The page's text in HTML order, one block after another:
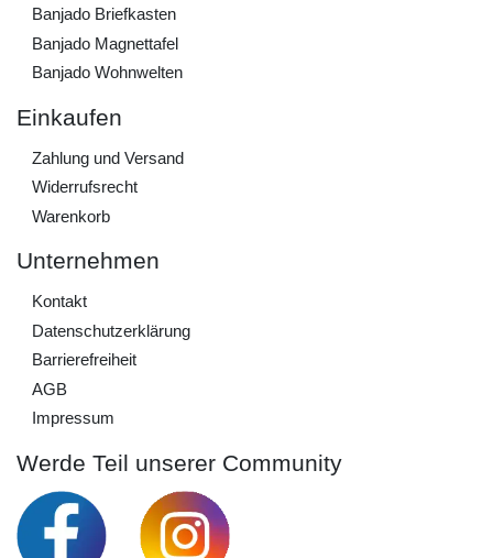
Banjado Briefkasten
Banjado Magnettafel
Banjado Wohnwelten
Einkaufen
Zahlung und Versand
Widerrufs­recht
Warenkorb
Unternehmen
Kontakt
Daten­schutz­erklärung
Barrierefreiheit
AGB
Impressum
Werde Teil unserer Community